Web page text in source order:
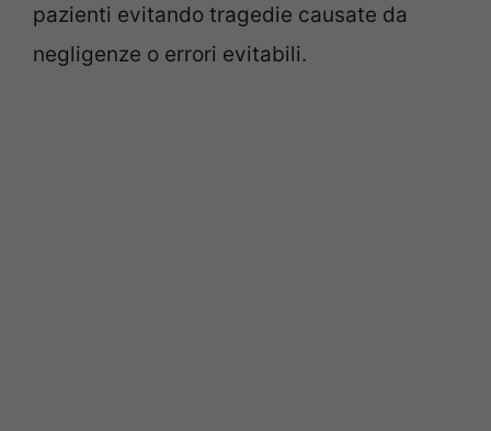
pazienti evitando tragedie causate da
negligenze o errori evitabili.